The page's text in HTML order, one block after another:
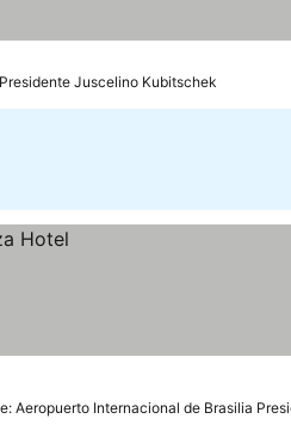
Juscelino Kubitschek
Aeropuerto Internacional de Brasilia